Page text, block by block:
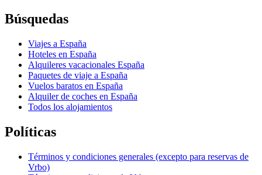
Búsquedas
Viajes a España
Hoteles en España
Alquileres vacacionales España
Paquetes de viaje a España
Vuelos baratos en España
Alquiler de coches en España
Todos los alojamientos
Políticas
Términos y condiciones generales (excepto para reservas de
Vrbo)